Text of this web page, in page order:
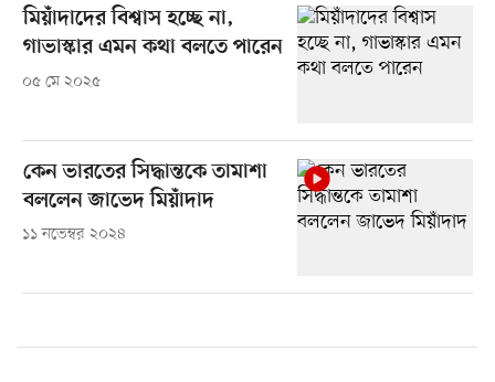
মিয়াঁদাদের বিশ্বাস হচ্ছে না,
গাভাস্কার এমন কথা বলতে পারেন
০৫ মে ২০২৫
কেন ভারতের সিদ্ধান্তকে তামাশা
বললেন জাভেদ মিয়াঁদাদ
১১ নভেম্বর ২০২৪